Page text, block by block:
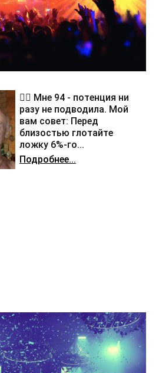
❤️‍🔥 Мне 94 - потенция ни
разу не подводила. Мой
вам совет: Перед
близостью глотайте
ложку 6%-го...
Подробнее...